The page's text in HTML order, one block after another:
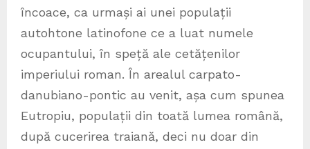
încoace, ca urmași ai unei populații
autohtone latinofone ce a luat numele
ocupantului, în speță ale cetățenilor
imperiului roman. În arealul carpato-
danubiano-pontic au venit, așa cum spunea
Eutropiu, populații din toată lumea română,
după cucerirea traiană, deci nu doar din